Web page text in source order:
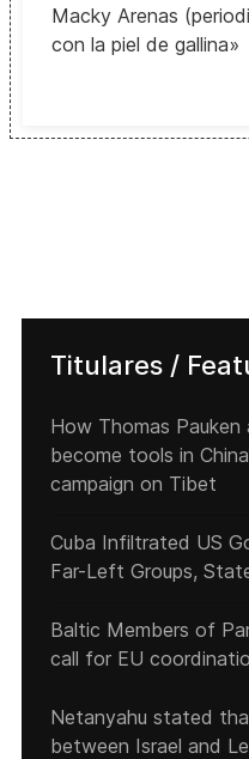
Macky Arenas
con la piel de gallina»
Titulares /
How Thomas
become tools in
campaign on Tibet
Cuba Infiltrated US
Far-Left Groups,
Baltic Members of
call for EU
Netanyahu stated
between Israel and